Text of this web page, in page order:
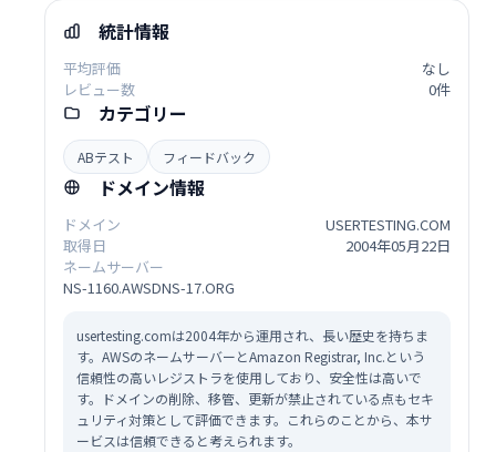
統計情報
平均評価
なし
レビュー数
0件
カテゴリー
ABテスト フィードバック
ドメイン情報
ドメイン
USERTESTING.COM
取得日
2004年05月22日
ネームサーバー
NS-1160.AWSDNS-17.ORG
usertesting.comは2004年から運用され、長い歴史を持ちま
す。AWSのネームサーバーとAmazon Registrar, Inc.という
信頼性の高いレジストラを使用しており、安全性は高いで
す。ドメインの削除、移管、更新が禁止されている点もセキ
ュリティ対策として評価できます。これらのことから、本サ
ービスは信頼できると考えられます。